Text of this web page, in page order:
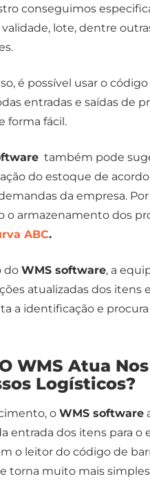
conseguimos
lote, dentre
é possível usar o código
entradas e saídas de
forma fácil.
também pode
do estoque de
da empresa.
o armazenamento dos
ABC.
do WMS software, a
atualizadas dos itens
a identificação e
WMS Atua Nos
Logísticos?
o WMS software
entrada dos itens para o
o leitor do código de
torna muito mais